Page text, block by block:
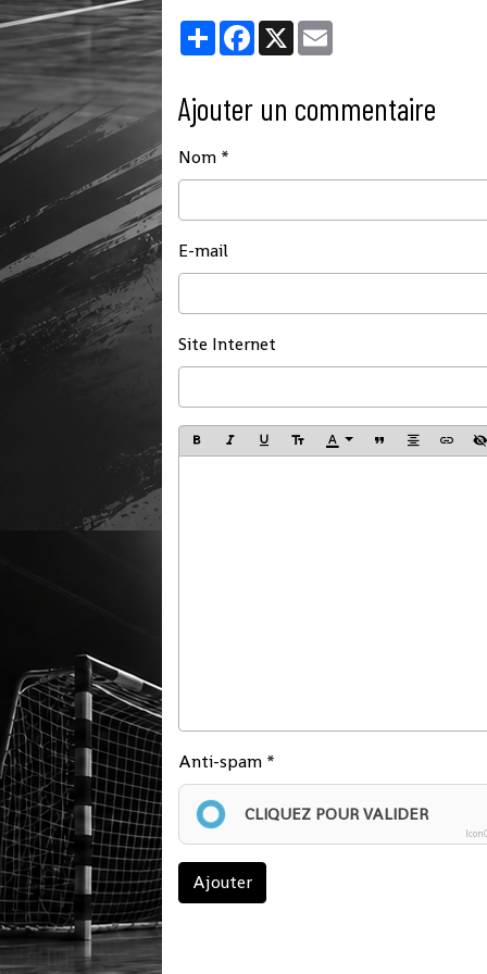
PartagerFacebook
X
Ajouter un commentaire
Nom
E-mail
Site Internet
Anti-spam
CLIQUEZ POUR VALIDER
Ajouter